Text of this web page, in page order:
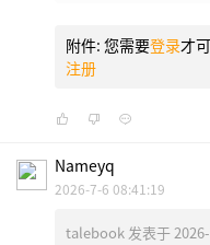
附件: 您需要登录才
注册
Nameyq
2026-7-6 08:41:19
talebook 发表于